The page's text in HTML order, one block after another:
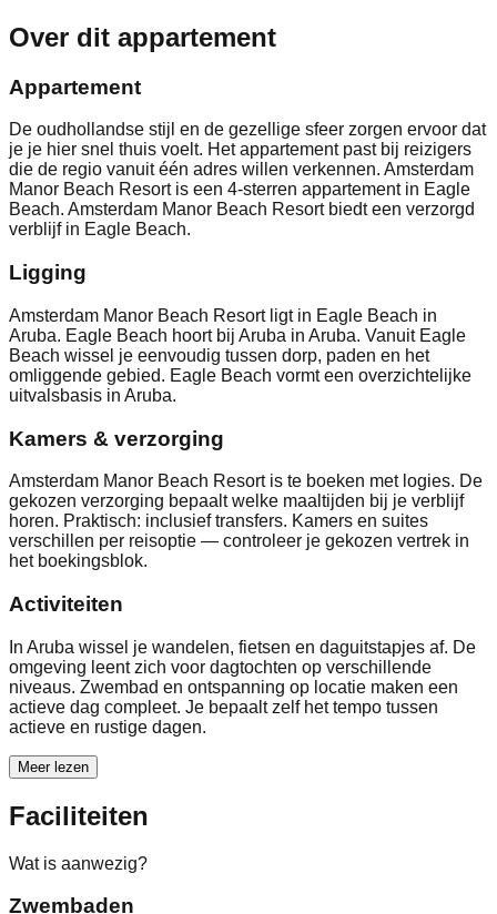
Over dit appartement
Appartement
De oudhollandse stijl en de gezellige sfeer zorgen ervoor dat
je je hier snel thuis voelt. Het appartement past bij reizigers
die de regio vanuit één adres willen verkennen. Amsterdam
Manor Beach Resort is een 4-sterren appartement in Eagle
Beach. Amsterdam Manor Beach Resort biedt een verzorgd
verblijf in Eagle Beach.
Ligging
Amsterdam Manor Beach Resort ligt in Eagle Beach in
Aruba. Eagle Beach hoort bij Aruba in Aruba. Vanuit Eagle
Beach wissel je eenvoudig tussen dorp, paden en het
omliggende gebied. Eagle Beach vormt een overzichtelijke
uitvalsbasis in Aruba.
Kamers & verzorging
Amsterdam Manor Beach Resort is te boeken met logies. De
gekozen verzorging bepaalt welke maaltijden bij je verblijf
horen. Praktisch: inclusief transfers. Kamers en suites
verschillen per reisoptie — controleer je gekozen vertrek in
het boekingsblok.
Activiteiten
In Aruba wissel je wandelen, fietsen en daguitstapjes af. De
omgeving leent zich voor dagtochten op verschillende
niveaus. Zwembad en ontspanning op locatie maken een
actieve dag compleet. Je bepaalt zelf het tempo tussen
actieve en rustige dagen.
Meer lezen
Faciliteiten
Wat is aanwezig?
Zwembaden